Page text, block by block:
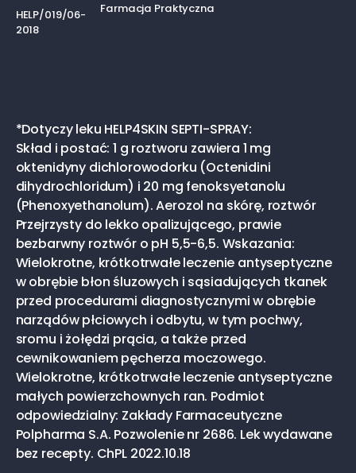
HELP/019/06-
2018
Farmacja Praktyczna
*Dotyczy leku HELP4SKIN SEPTI-SPRAY:
Skład i postać: 1 g roztworu zawiera 1 mg
oktenidyny dichlorowodorku (Octenidini
dihydrochloridum) i 20 mg fenoksyetanolu
(Phenoxyethanolum). Aerozol na skórę, roztwór
Przejrzysty do lekko opalizującego, prawie
bezbarwny roztwór o pH 5,5-6,5. Wskazania:
Wielokrotne, krótkotrwałe leczenie antyseptyczne
w obrębie błon śluzowych i sąsiadujących tkanek
przed procedurami diagnostycznymi w obrębie
narządów płciowych i odbytu, w tym pochwy,
sromu i żołędzi prącia, a także przed
cewnikowaniem pęcherza moczowego.
Wielokrotne, krótkotrwałe leczenie antyseptyczne
małych powierzchownych ran. Podmiot
odpowiedzialny: Zakłady Farmaceutyczne
Polpharma S.A. Pozwolenie nr 2686. Lek wydawane
bez recepty. ChPL 2022.10.18